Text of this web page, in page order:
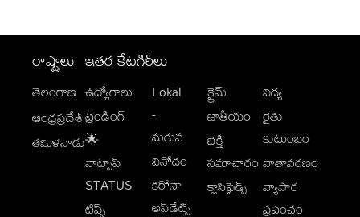
రాష్ట్రాలు
తెలంగాణ
ఆంధ్రప్రదేశ్
తమిళనాడు
ఇతర కేటగిరీలు
ఉద్యోగాలు
ట్రెండింగ్
🌟
వాట్సాప్
STATUS
టిప్స్
Lokal
-
మగువ
వినోదం
కరోనా
అప్‌డేట్స్
క్రైమ్
జాతీయం
భక్తి
సమాచారం
క్లాసిఫైడ్స్
విద్య
రైతు
కుటుంబం
వాతావరణం
వ్యాపార
ప్రపంచం